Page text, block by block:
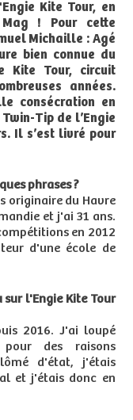
Kite Tour, en
! Pour cette
Michaille : Agé
bien connue du
Kite Tour, circuit
années.
consécration en
Tip de l’Engie
Il s’est livré pour
phrases ?
originaire du Havre
et j'ai 31 ans.
en 2012
d'une école de
l'Engie Kite Tour
2016. J'ai loupé
des raisons
d'état, j'étais
et j'étais donc en